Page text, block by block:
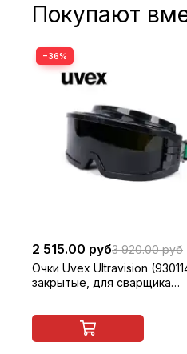
Покупают
−36%
2 515.00 руб3 920.00 руб
Очки Uvex Ultravision
закрытые, для сварщика